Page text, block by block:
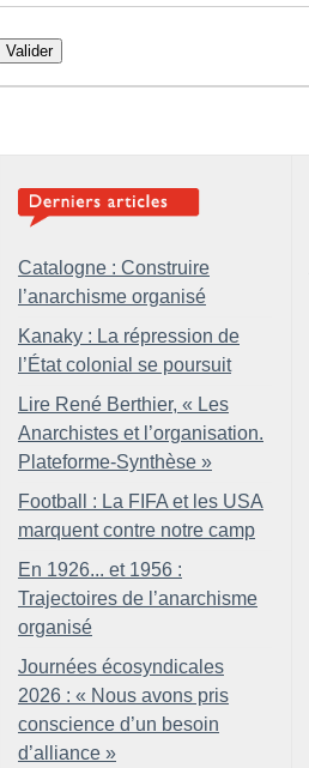
Valider
Catalogne : Construire
l’anarchisme organisé
Kanaky : La répression de
l’État colonial se poursuit
Lire René Berthier, « Les
Anarchistes et l’organisation.
Plateforme-Synthèse »
Football : La FIFA et les USA
marquent contre notre camp
En 1926... et 1956 :
Trajectoires de l’anarchisme
organisé
Journées écosyndicales
2026 : « Nous avons pris
conscience d’un besoin
d’alliance »